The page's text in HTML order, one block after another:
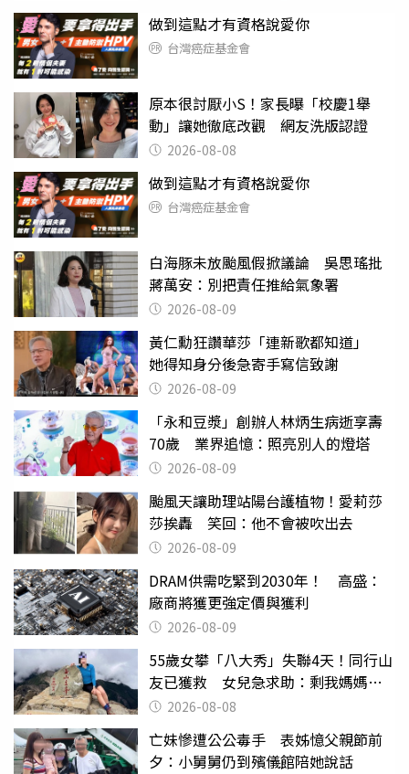
做到這點才有資格說愛你
台灣癌症基金會
原本很討厭小S！家長曝「校慶1舉
動」讓她徹底改觀 網友洗版認證
2026-08-08
做到這點才有資格說愛你
台灣癌症基金會
白海豚未放颱風假掀議論 吳思瑤批
蔣萬安：別把責任推給氣象署
2026-08-09
黃仁勳狂讚華莎「連新歌都知道」
她得知身分後急寄手寫信致謝
2026-08-09
「永和豆漿」創辦人林炳生病逝享壽
70歲 業界追憶：照亮別人的燈塔
2026-08-09
颱風天讓助理站陽台護植物！愛莉莎
莎挨轟 笑回：他不會被吹出去
2026-08-09
DRAM供需吃緊到2030年！ 高盛：
廠商將獲更強定價與獲利
2026-08-09
55歲女攀「八大秀」失聯4天！同行山
友已獲救 女兒急求助：剩我媽媽還
沒找到
2026-08-08
亡妹慘遭公公毒手 表姊憶父親節前
夕：小舅舅仍到殯儀館陪她說話